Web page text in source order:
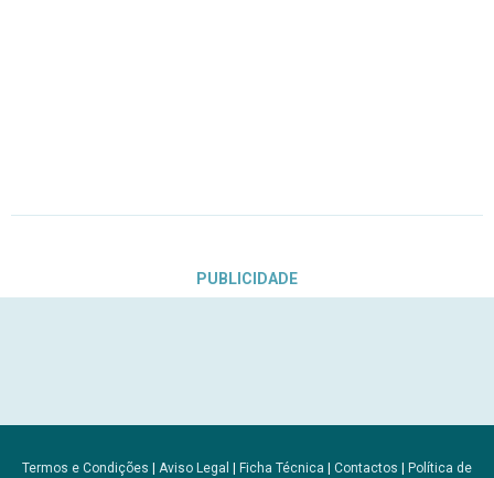
PUBLICIDADE
Termos e Condições | Aviso Legal | Ficha Técnica | Contactos | Política de